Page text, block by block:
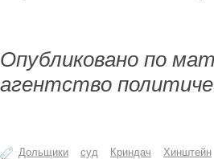
Опубликовано по
агентство
Дольщики суд Криндач Хинштейн